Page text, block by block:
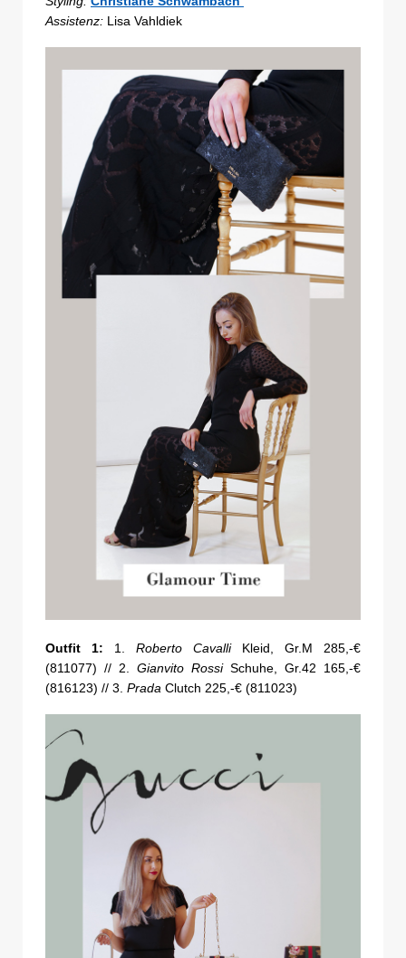
Assistenz: Lisa Vahldiek
Outfit 1: 1. Roberto CavalliKleid, Gr.M 285,-€
(811077) // 2. Gianvito RossiSchuhe, Gr.42 165,-€
(816123) // 3. Prada Clutch 225,-€ (811023)